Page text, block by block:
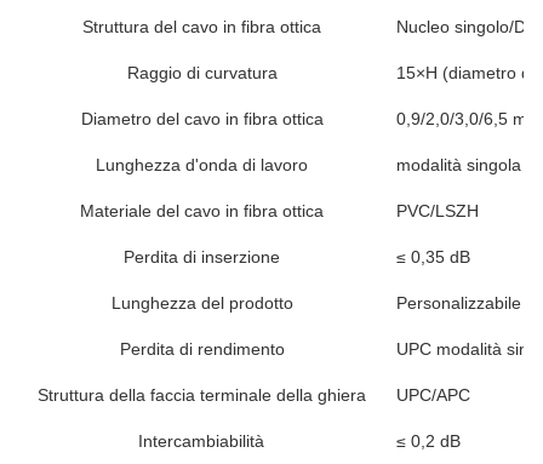
Struttura del cavo in fibra ottica Nucleo singolo/
Raggio di curvatura 15×H (diametro
Diametro del cavo in fibra ottica 0,9/2,0/3,0/6,5
Lunghezza d'onda di lavoro modalità singola
Materiale del cavo in fibra ottica PVC/LSZH
Perdita di inserzione ≤ 0,35 dB
Lunghezza del prodotto Personalizzabile
Perdita di rendimento UPC modalità
Struttura della faccia terminale della ghiera UPC/APC
Intercambiabilità ≤ 0,2 dB